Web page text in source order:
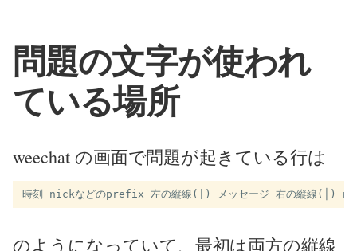
問題の文字が使われ
ている場所
weechat の画面で問題が起きている行は
のようになっていて、最初は両方の縦線